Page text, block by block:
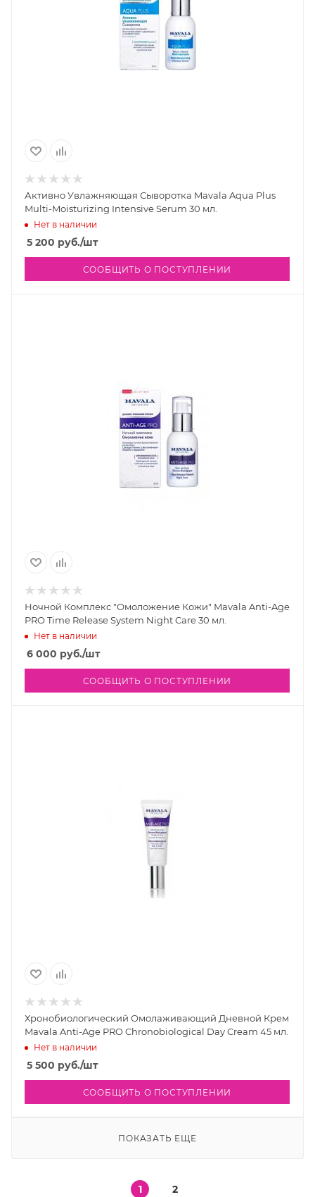
Активно Увлажняющая Сыворотка Mavala Aqua Plus
Multi-Moisturizing Intensive Serum 30 мл.
Нет в наличии
5 200 руб./шт
СООБЩИТЬ О ПОСТУПЛЕНИИ
Ночной Комплекс "Омоложение Кожи" Mavala Anti-Age
PRO Time Release System Night Care 30 мл.
Нет в наличии
6 000 руб./шт
СООБЩИТЬ О ПОСТУПЛЕНИИ
Хронобиологический Омолаживающий Дневной Крем
Mavala Anti-Age PRO Chronobiological Day Cream 45 мл.
Нет в наличии
5 500 руб./шт
СООБЩИТЬ О ПОСТУПЛЕНИИ
ПОКАЗАТЬ ЕЩЕ
1 2